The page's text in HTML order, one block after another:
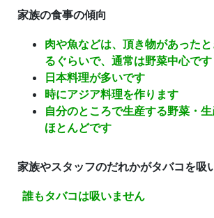
家族の食事の傾向
肉や魚などは、頂き物があった
るぐらいで、通常は野菜中心です
日本料理が多いです
時にアジア料理を作ります
自分のところで生産する野菜・
ほとんどです
家族やスタッフのだれかがタバコを吸
誰もタバコは吸いません